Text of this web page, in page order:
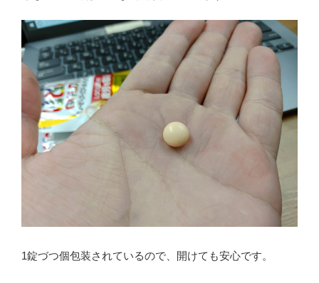
1錠づつ個包装されているので、開けても安心です。